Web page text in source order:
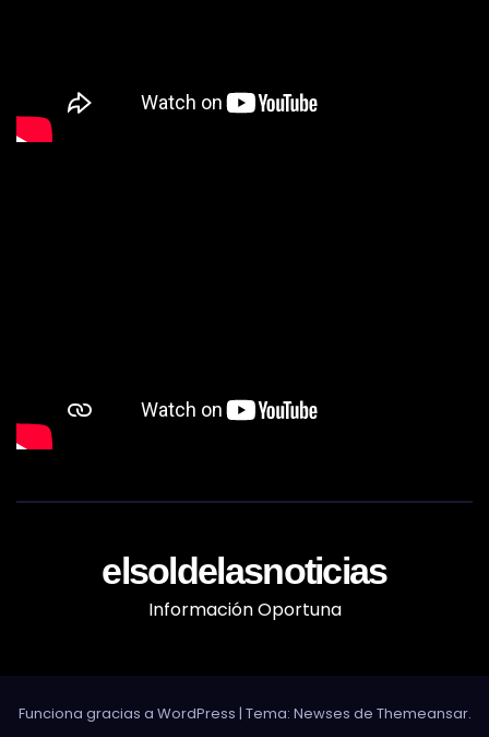
elsoldelasnoticias
Información Oportuna
Funciona gracias a WordPress | Tema: Newses de Themeansar.